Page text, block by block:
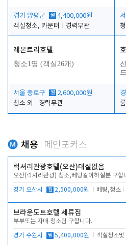
경기 양평군 월 4,400,000원
객실청소, 카운터
경력무관
레몬트리호텔
청소1명 (객실26개)
서울 종로구 월 2,600,000원
청소 외
경력무관
채용 메인포커스
럭셔리관광호텔(오산)대실없음
오산(럭셔리관광) 청소,베팅같이하실분 구합
경기 오산시 월 2,500,000원 베팅,청소
브라운도트호텔 세류점
부부또는 자매 청소팀 구합니다.
경기 수원시 월 5,400,000원 객실청소및